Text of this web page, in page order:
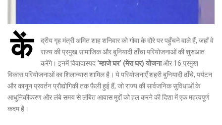
कें
द्रीय गृह मंत्री अमित शाह शनिवार को गोवा के दौरे पर पहुँचने वाले हैं, जहाँ वे
राज्य की प्रमुख सामाजिक और बुनियादी ढाँचा परियोजनाओं की शुरुआत
करेंगे। इनमें विवादास्पद ‘म्हाजे घर’ (मेरा घर) योजनाऔर 16 प्रमुख
विकास परियोजनाओं का शिलान्यास शामिल है। ये परियोजनाएँ शहरी बुनियादी ढाँचे, पर्यटन
और कानून प्रवर्तन प्रौद्योगिकी तक फैली हुई हैं, जो राज्य की सार्वजनिक सुविधाओं के
आधुनिकीकरण और लंबे समय से लंबित आवास मुद्दों को हल करने की दिशा में एक महत्वपूर्ण
कदम है।